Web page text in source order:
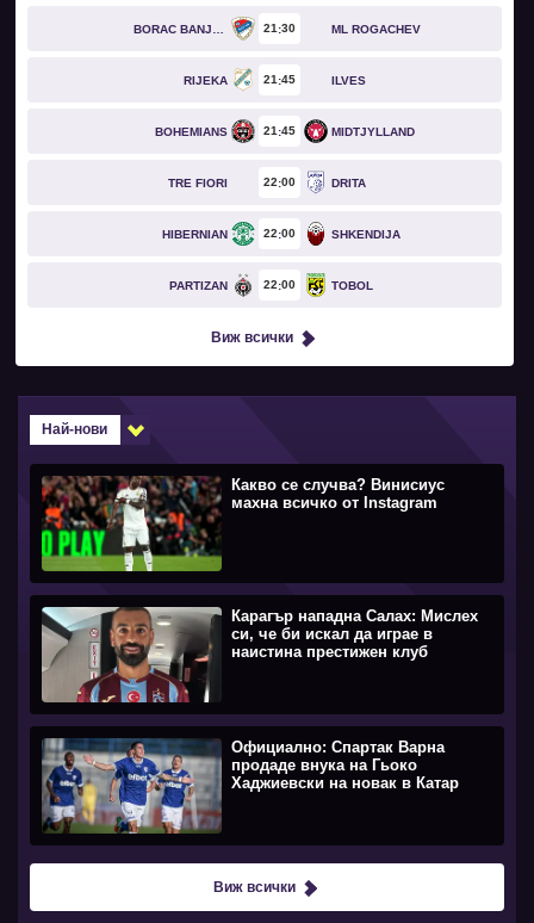
BORAC BANJA LUKA 21 30 ML ROGACHEV
RIJEKA 21 45 ILVES
BOHEMIANS 21 45 MIDTJYLLAND
TRE FIORI 22 00 DRITA
HIBERNIAN 22 00 SHKENDIJA
PARTIZAN 22 00 TOBOL
Виж всички
Най-нови
Какво се случва? Винисиус
махна всичко от Instagram
Карагър нападна Салах: Мислех
си, че би искал да играе в
наистина престижен клуб
Официално: Спартак Варна
продаде внука на Гьоко
Хаджиевски на новак в Катар
Виж всички